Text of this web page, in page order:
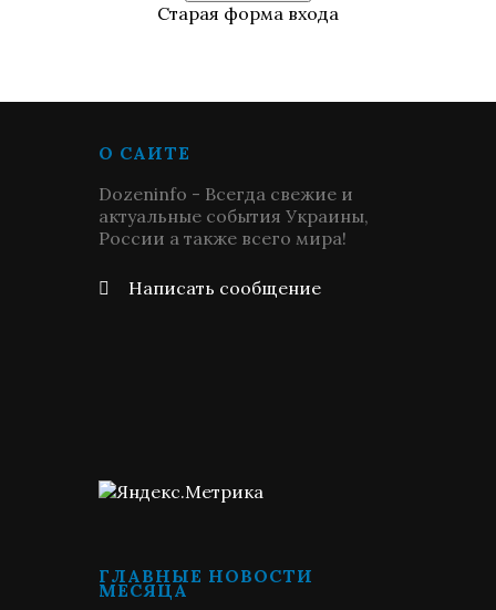
Старая форма входа
О САЙТЕ
Dozeninfo - Всегда свежие и
актуальные события Украины,
России а также всего мира!
Написать сообщение
ГЛАВНЫЕ НОВОСТИ
МЕСЯЦА